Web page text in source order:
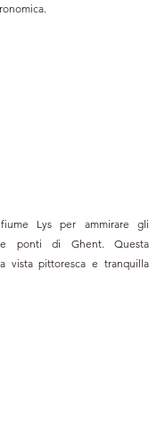
Lys per ammirare gli
e ponti di Ghent. Questa
vista pittoresca e tranquilla